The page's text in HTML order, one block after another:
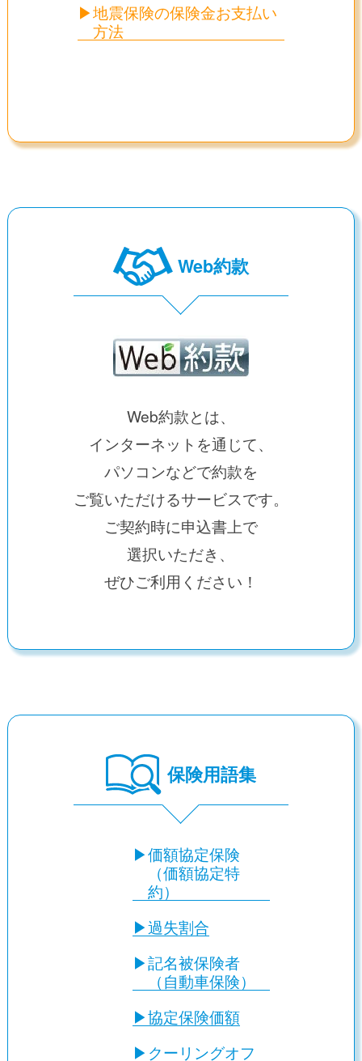
地震保険の保険金お支払い
方法
Web約款
Web約款とは、
インターネットを通じて、
パソコンなどで約款を
ご覧いただけるサービスです。
ご契約時に申込書上で
選択いただき、
ぜひご利用ください！
保険用語集
価額協定保険
（価額協定特
約）
過失割合
記名被保険者
（自動車保険）
協定保険価額
クーリングオフ